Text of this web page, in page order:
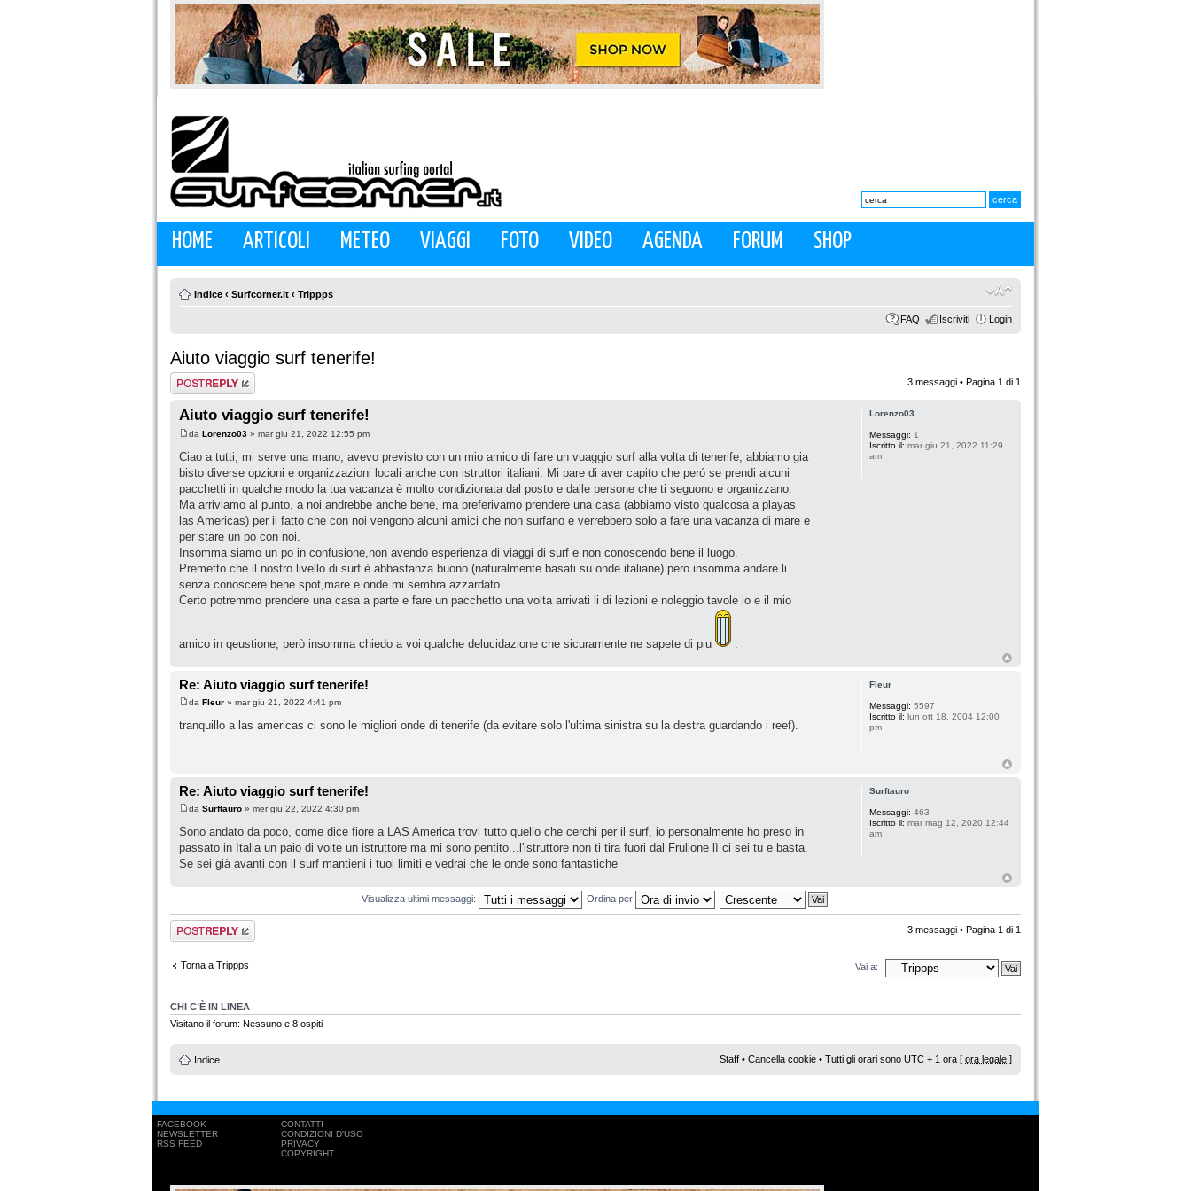
HOME ARTICOLI METEO VIAGGI FOTO VIDEO AGENDA FORUM SHOP
Indice ‹ Surfcorner.it ‹ Trippps
FAQ Iscriviti Login
Aiuto viaggio surf tenerife!
Rispondi al
messaggio
3 messaggi • Pagina 1 di 1
Aiuto viaggio surf tenerife!
da Lorenzo03 » mar giu 21, 2022 12:55 pm
Ciao a tutti, mi serve una mano, avevo previsto con un mio amico di fare un vuaggio surf alla volta di tenerife, abbiamo gia
bisto diverse opzioni e organizzazioni locali anche con istruttori italiani. Mi pare di aver capito che peró se prendi alcuni
pacchetti in qualche modo la tua vacanza è molto condizionata dal posto e dalle persone che ti seguono e organizzano.
Ma arriviamo al punto, a noi andrebbe anche bene, ma preferivamo prendere una casa (abbiamo visto qualcosa a playas
las Americas) per il fatto che con noi vengono alcuni amici che non surfano e verrebbero solo a fare una vacanza di mare e
per stare un po con noi.
Insomma siamo un po in confusione,non avendo esperienza di viaggi di surf e non conoscendo bene il luogo.
Premetto che il nostro livello di surf è abbastanza buono (naturalmente basati su onde italiane) pero insomma andare li
senza conoscere bene spot,mare e onde mi sembra azzardato.
Certo potremmo prendere una casa a parte e fare un pacchetto una volta arrivati li di lezioni e noleggio tavole io e il mio
amico in qeustione, però insomma chiedo a voi qualche delucidazione che sicuramente ne sapete di piu .
Lorenzo03
Messaggi: 1
Iscritto il: mar giu 21, 2022 11:29
am
Re: Aiuto viaggio surf tenerife!
da Fleur » mar giu 21, 2022 4:41 pm
tranquillo a las americas ci sono le migliori onde di tenerife (da evitare solo l'ultima sinistra su la destra guardando i reef).
Fleur
Messaggi: 5597
Iscritto il: lun ott 18, 2004 12:00
pm
Re: Aiuto viaggio surf tenerife!
da Surftauro » mer giu 22, 2022 4:30 pm
Sono andato da poco, come dice fiore a LAS America trovi tutto quello che cerchi per il surf, io personalmente ho preso in
passato in Italia un paio di volte un istruttore ma mi sono pentito...l'istruttore non ti tira fuori dal Frullone lì ci sei tu e basta.
Se sei già avanti con il surf mantieni i tuoi limiti e vedrai che le onde sono fantastiche
Surftauro
Messaggi: 463
Iscritto il: mar mag 12, 2020 12:44
am
Visualizza ultimi messaggi: Ordina per
Rispondi al
messaggio
3 messaggi • Pagina 1 di 1
Torna a Trippps Vai a:
CHI C’È IN LINEA
Visitano il forum: Nessuno e 8 ospiti
Indice Staff • Cancella cookie • Tutti gli orari sono UTC + 1 ora [ ora legale ]
FACEBOOK
NEWSLETTER
RSS FEED
CONTATTI
CONDIZIONI D'USO
PRIVACY
COPYRIGHT